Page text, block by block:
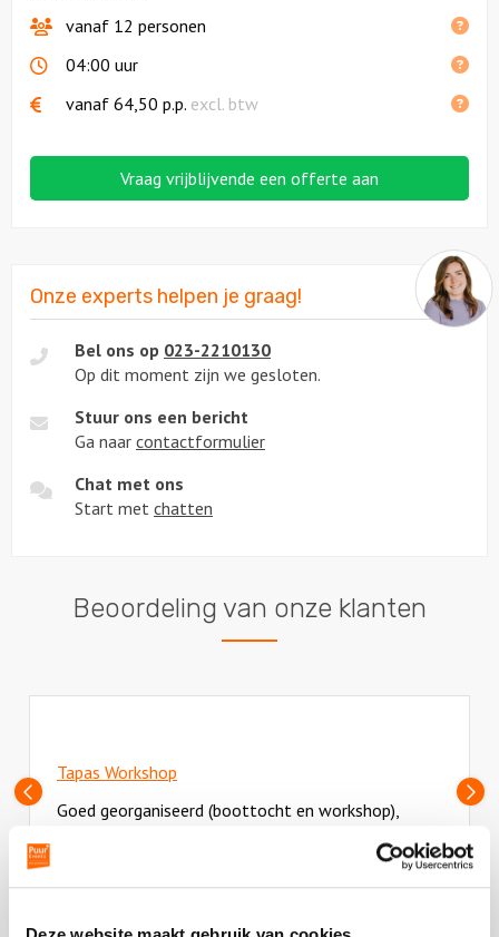
vanaf 12 personen
04:00 uur
vanaf 64,50 p.p. excl. btw
Vraag vrijblijvende een offerte aan
Onze experts helpen je graag!
Bel ons op 023-2210130
Op dit moment zijn we gesloten.
Stuur ons een bericht
Ga naar contactformulier
Chat met ons
Start met chatten
Beoordeling van onze klanten
Vorige
slide
Tapas Workshop
Goed georganiseerd (boottocht en workshop),
lekker gegeten en ongedwongen sfeer. Nogmaals
Deze